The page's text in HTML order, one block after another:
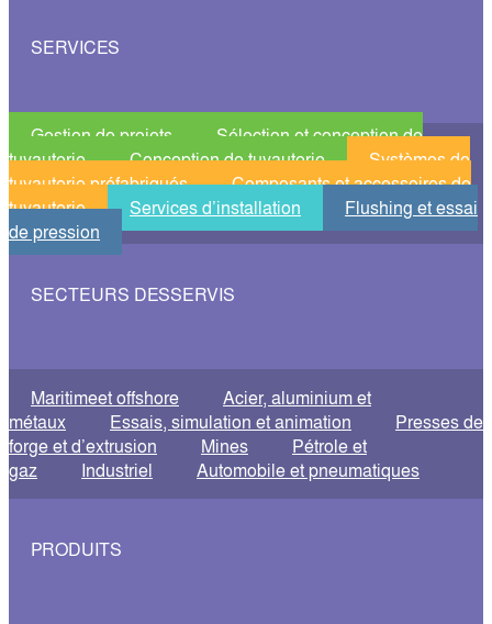
SERVICES
Gestion de projets
Sélection et conception de
tuyauterie
Conception de tuyauterie
Systèmes de
tuyauterie préfabriqués
Composants et accessoires de
tuyauterie
Services d’installation
Flushing et essai
de pression
SECTEURS DESSERVIS
Maritimeet offshore
Acier, aluminium et
métaux
Essais, simulation et animation
Presses de
forge et d’extrusion
Mines
Pétrole et
gaz
Industriel Automobile et pneumatiques
PRODUITS